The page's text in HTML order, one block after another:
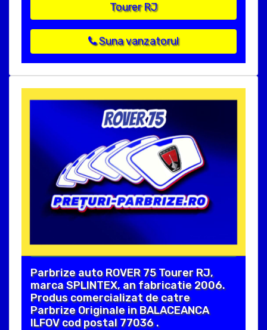
Tourer RJ
Suna vanzatorul
Parbrize auto ROVER 75 Tourer RJ,
marca SPLINTEX, an fabricatie 2006.
Produs comercializat de catre
Parbrize Originale in BALACEANCA
ILFOV cod postal 77036 .